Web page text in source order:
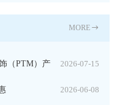
MORE
2026-07-15
（PTM）产
2026-06-08